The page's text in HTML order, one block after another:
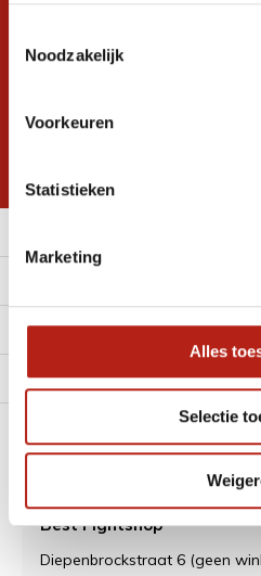
Noodzakelijk
Voorkeuren
Statistieken
Marketing
Alles
Selectie
Ontvang de nieuwste
Mijn account
Alle Categorieën
Best Fightshop
Diepenbrockstraat 6 (geen